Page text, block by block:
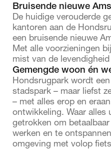
Bruisende nieuwe
De huidige verouderde
kantoren aan de
een bruisende nieuwe
Met alle voorzieningen
mist van de
Gemengde woon én
Hondsrugpark wordt
stadspark – maar liefst
– met alles erop en
ontwikkeling. Waar alles
getrokken om
werken en te
omgeving met volop